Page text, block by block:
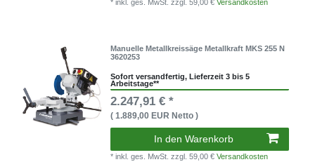
* inkl. ges. MwSt.zzgl. 59,00 €Versandkosten
Manuelle Metallkreissäge Metallkraft MKS 255 N
3620253
Sofort versandfertig, Lieferzeit 3 bis 5
Arbeitstage**
2.247,91 € *
( 1.889,00 EUR Netto )
In den Warenkorb
* inkl. ges. MwSt.zzgl. 59,00 €Versandkosten